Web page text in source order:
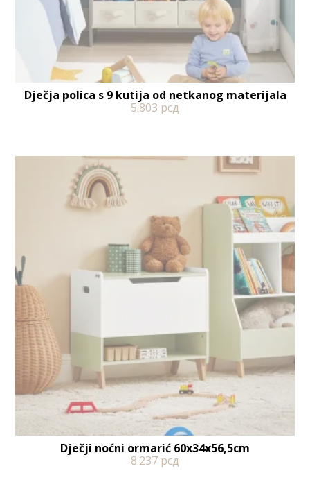
Dječja polica s 9 kutija od netkanog materijala
5.803 рсд
Dječji noćni ormarić 60x34x56,5cm
8.237 рсд